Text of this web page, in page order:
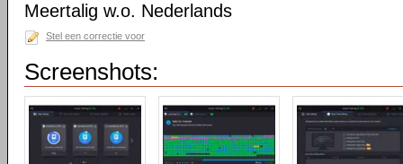
Meertalig w.o. Nederlands
Stel een correctie voor
Screenshots: